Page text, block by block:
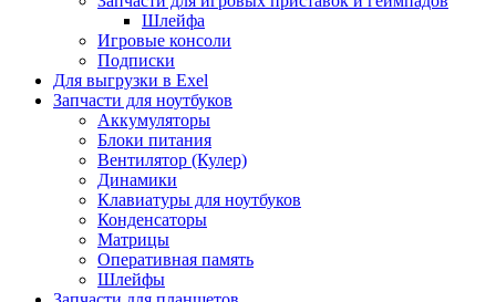
Шлейфа
Игровые консоли
Подписки
Для выгрузки в Exel
Запчасти для ноутбуков
Аккумуляторы
Блоки питания
Вентилятор (Кулер)
Динамики
Клавиатуры для ноутбуков
Конденсаторы
Матрицы
Оперативная память
Шлейфы